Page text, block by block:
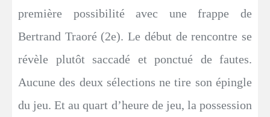
première possibilité avec une frappe de
Bertrand Traoré (2e). Le début de rencontre se
révèle plutôt saccadé et ponctué de fautes.
Aucune des deux sélections ne tire son épingle
du jeu. Et au quart d’heure de jeu, la possession